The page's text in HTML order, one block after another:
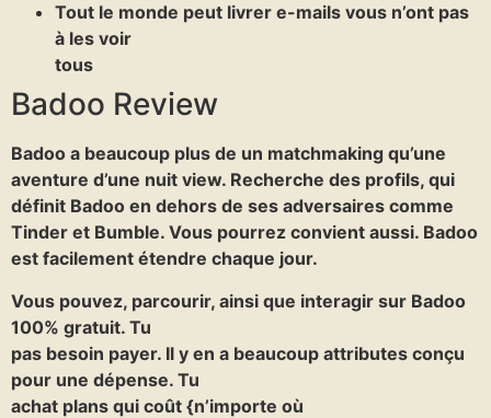
Tout le monde peut livrer e-mails vous n’ont pas
à les voir
tous
Badoo Review
Badoo a beaucoup plus de un matchmaking qu’une
aventure d’une nuit view. Recherche des profils, qui
définit Badoo en dehors de ses adversaires comme
Tinder et Bumble. Vous pourrez convient aussi. Badoo
est facilement étendre chaque jour.
Vous pouvez, parcourir, ainsi que interagir sur Badoo
100% gratuit. Tu
pas besoin payer. Il y en a beaucoup attributes conçu
pour une dépense. Tu
achat plans qui coût {n’importe où